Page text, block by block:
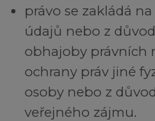
právo se zakládá
údajů nebo z
obhajoby právních
ochrany práv jiné
osoby nebo z
veřejného zájmu.